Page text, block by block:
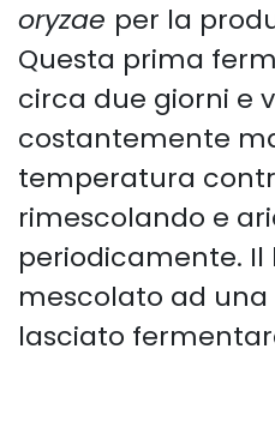
oryzae per la
Questa prima
circa due giorni e
costantemente
temperatura
rimescolando e
periodicamente. Il
mescolato ad
lasciato